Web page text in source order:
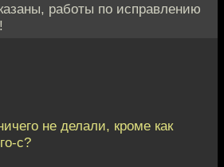
работы по исправлению
не делали, кроме как
с?